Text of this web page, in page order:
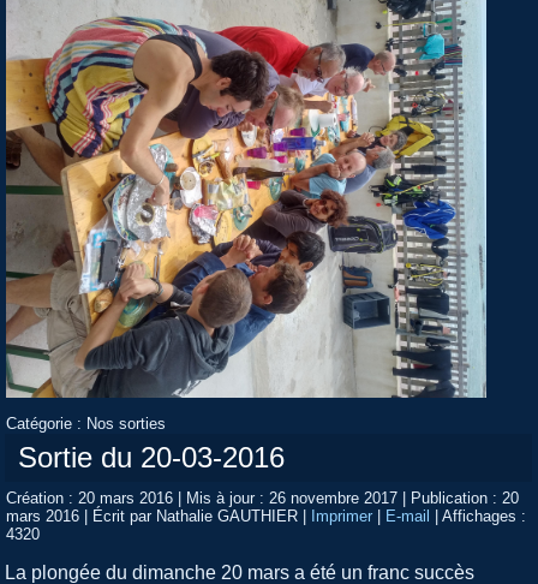
Catégorie : Nos sorties
Sortie du 20-03-2016
Création : 20 mars 2016 | Mis à jour : 26 novembre 2017 | Publication : 20
mars 2016 | Écrit par Nathalie GAUTHIER | Imprimer | E-mail |Affichages :
4320
La plongée du dimanche 20 mars a été un franc succès